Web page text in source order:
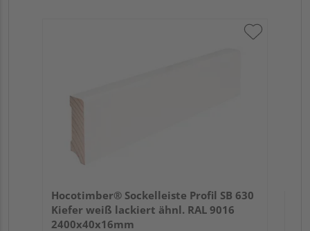
Hocotimber® Sockelleiste Profil SB 630
Kiefer weiß lackiert ähnl. RAL 9016
2400x40x16mm